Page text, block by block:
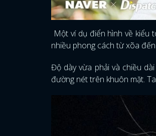
Một ví dụ điển hình về kiểu
nhiều phong cách từ xõa
Độ dày vừa phải và chiều
đường nét trên khuôn mặt.